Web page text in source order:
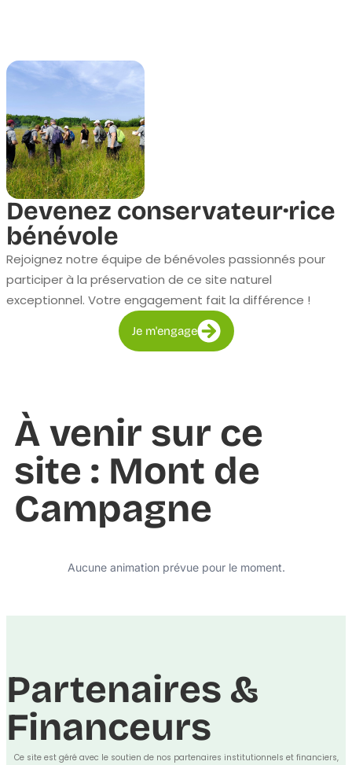
Devenez conservateur·rice
bénévole
Rejoignez notre équipe de bénévoles passionnés pour
participer à la préservation de ce site naturel
exceptionnel. Votre engagement fait la différence !
Je m'engage
À venir sur ce
site : Mont de
Campagne
Aucune animation prévue pour le moment.
Partenaires &
Financeurs
Ce site est géré avec le soutien de nos partenaires institutionnels et financiers,